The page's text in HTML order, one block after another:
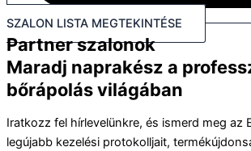
SZALON LISTA MEGTEKINTÉSE
Partner szalonok
Maradj naprakész a
bőrápolás világában
Iratkozz fel hírlevelünkre, és ismerd meg az
legújabb kezelési protokolljait,